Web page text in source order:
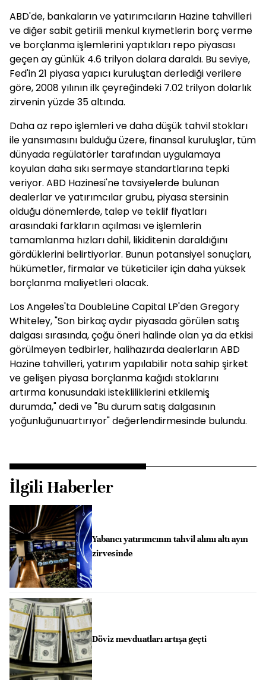
ABD'de, bankaların ve yatırımcıların Hazine tahvilleri
ve diğer sabit getirili menkul kıymetlerin borç verme
ve borçlanma işlemlerini yaptıkları repo piyasası
geçen ay günlük 4.6 trilyon dolara daraldı. Bu seviye,
Fed'in 21 piyasa yapıcı kuruluştan derlediği verilere
göre, 2008 yılının ilk çeyreğindeki 7.02 trilyon dolarlık
zirvenin yüzde 35 altında.
Daha az repo işlemleri ve daha düşük tahvil stokları
ile yansımasını bulduğu üzere, finansal kuruluşlar, tüm
dünyada regülatörler tarafından uygulamaya
koyulan daha sıkı sermaye standartlarına tepki
veriyor. ABD Hazinesi'ne tavsiyelerde bulunan
dealerlar ve yatırımcılar grubu, piyasa stersinin
olduğu dönemlerde, talep ve teklif fiyatları
arasındaki farkların açılması ve işlemlerin
tamamlanma hızları dahil, likiditenin daraldığını
gördüklerini belirtiyorlar. Bunun potansiyel sonuçları,
hükümetler, firmalar ve tüketiciler için daha yüksek
borçlanma maliyetleri olacak.
Los Angeles'ta DoubleLine Capital LP'den Gregory
Whiteley, "Son birkaç aydır piyasada görülen satış
dalgası sırasında, çoğu öneri halinde olan ya da etkisi
görülmeyen tedbirler, halihazırda dealerların ABD
Hazine tahvilleri, yatırım yapılabilir nota sahip şirket
ve gelişen piyasa borçlanma kağıdı stoklarını
artırma konusundaki istekliliklerini etkilemiş
durumda," dedi ve "Bu durum satış dalgasının
yoğunluğunuartırıyor" değerlendirmesinde bulundu.
İlgili Haberler
Yabancı yatırımcının tahvil alımı altı ayın
zirvesinde
Döviz mevduatları artışa geçti